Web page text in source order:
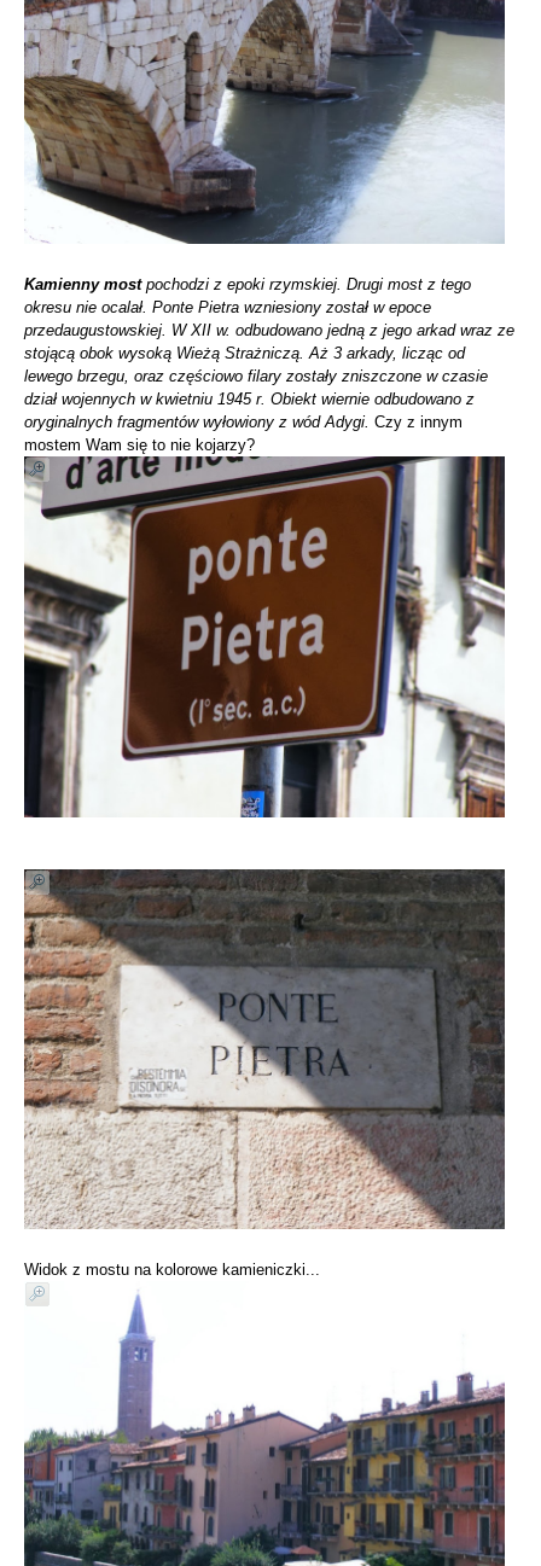
Kamienny mostpochodzi z epoki rzymskiej. Drugi most z tego
okresu nie ocalał. Ponte Pietra wzniesiony został w epoce
przedaugustowskiej. W XII w. odbudowano jedną z jego arkad wraz ze
stojącą obok wysoką Wieżą Strażniczą. Aż 3 arkady, licząc od
lewego brzegu, oraz częściowo filary zostały zniszczone w czasie
dział wojennych w kwietniu 1945 r. Obiekt wiernie odbudowano z
oryginalnych fragmentów wyłowiony z wód Adygi. Czy z innym
mostem Wam się to nie kojarzy?
Widok z mostu na kolorowe kamieniczki...